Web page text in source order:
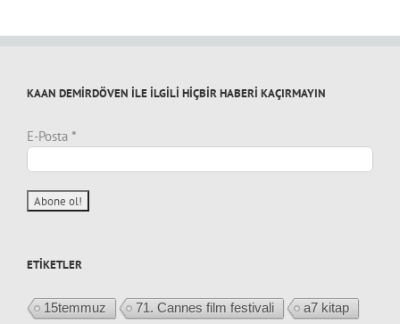
KAAN DEMİRDÖVEN İLE İLGİLİ HİÇBİR HABERİ KAÇIRMAYIN
E-Posta *
ETIKETLER
15temmuz 71. Cannes film festivali
a7 kitap